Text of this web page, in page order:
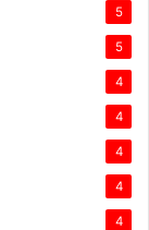
5
5
4
4
4
4
4